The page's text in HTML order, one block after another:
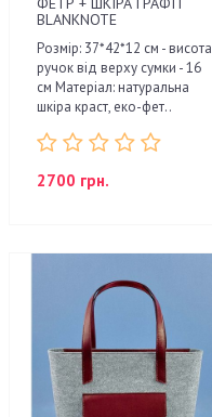
BLANKNOTE
Розмір: 37*42*12 см - висота
ручок від верху сумки - 16
см Матеріал: натуральна
шкіра краст, еко-фет..
2700 грн.